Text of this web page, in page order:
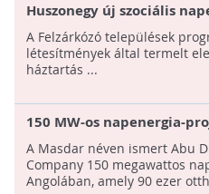
Huszonegy új szociális
helyzetű kistelepülések
A Felzárkózó települések
létesítmények által termelt
háztartás ...
150 MW-os napenergia-
Angolában
A Masdar néven ismert Abu
Company 150 megawattos
Angolában, amely 90 ezer